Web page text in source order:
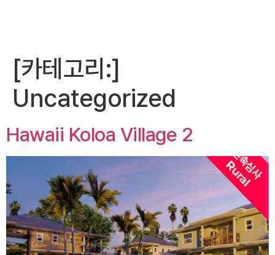
[카테고리:]
Uncategorized
Hawaii Koloa Village 2